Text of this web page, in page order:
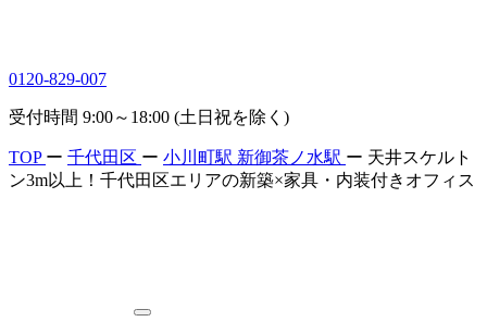
0120-829-007
受付時間 9:00～18:00 (土日祝を除く)
TOP ー 千代田区 ー 小川町駅 新御茶ノ水駅 ー 天井スケルト
ン3m以上！千代田区エリアの新築×家具・内装付きオフィス